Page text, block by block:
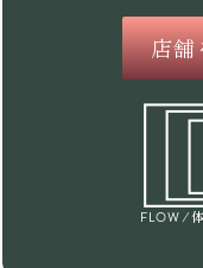
店舗
FLOW /